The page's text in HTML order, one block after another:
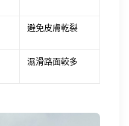
避免皮膚乾裂
濕滑路面較多